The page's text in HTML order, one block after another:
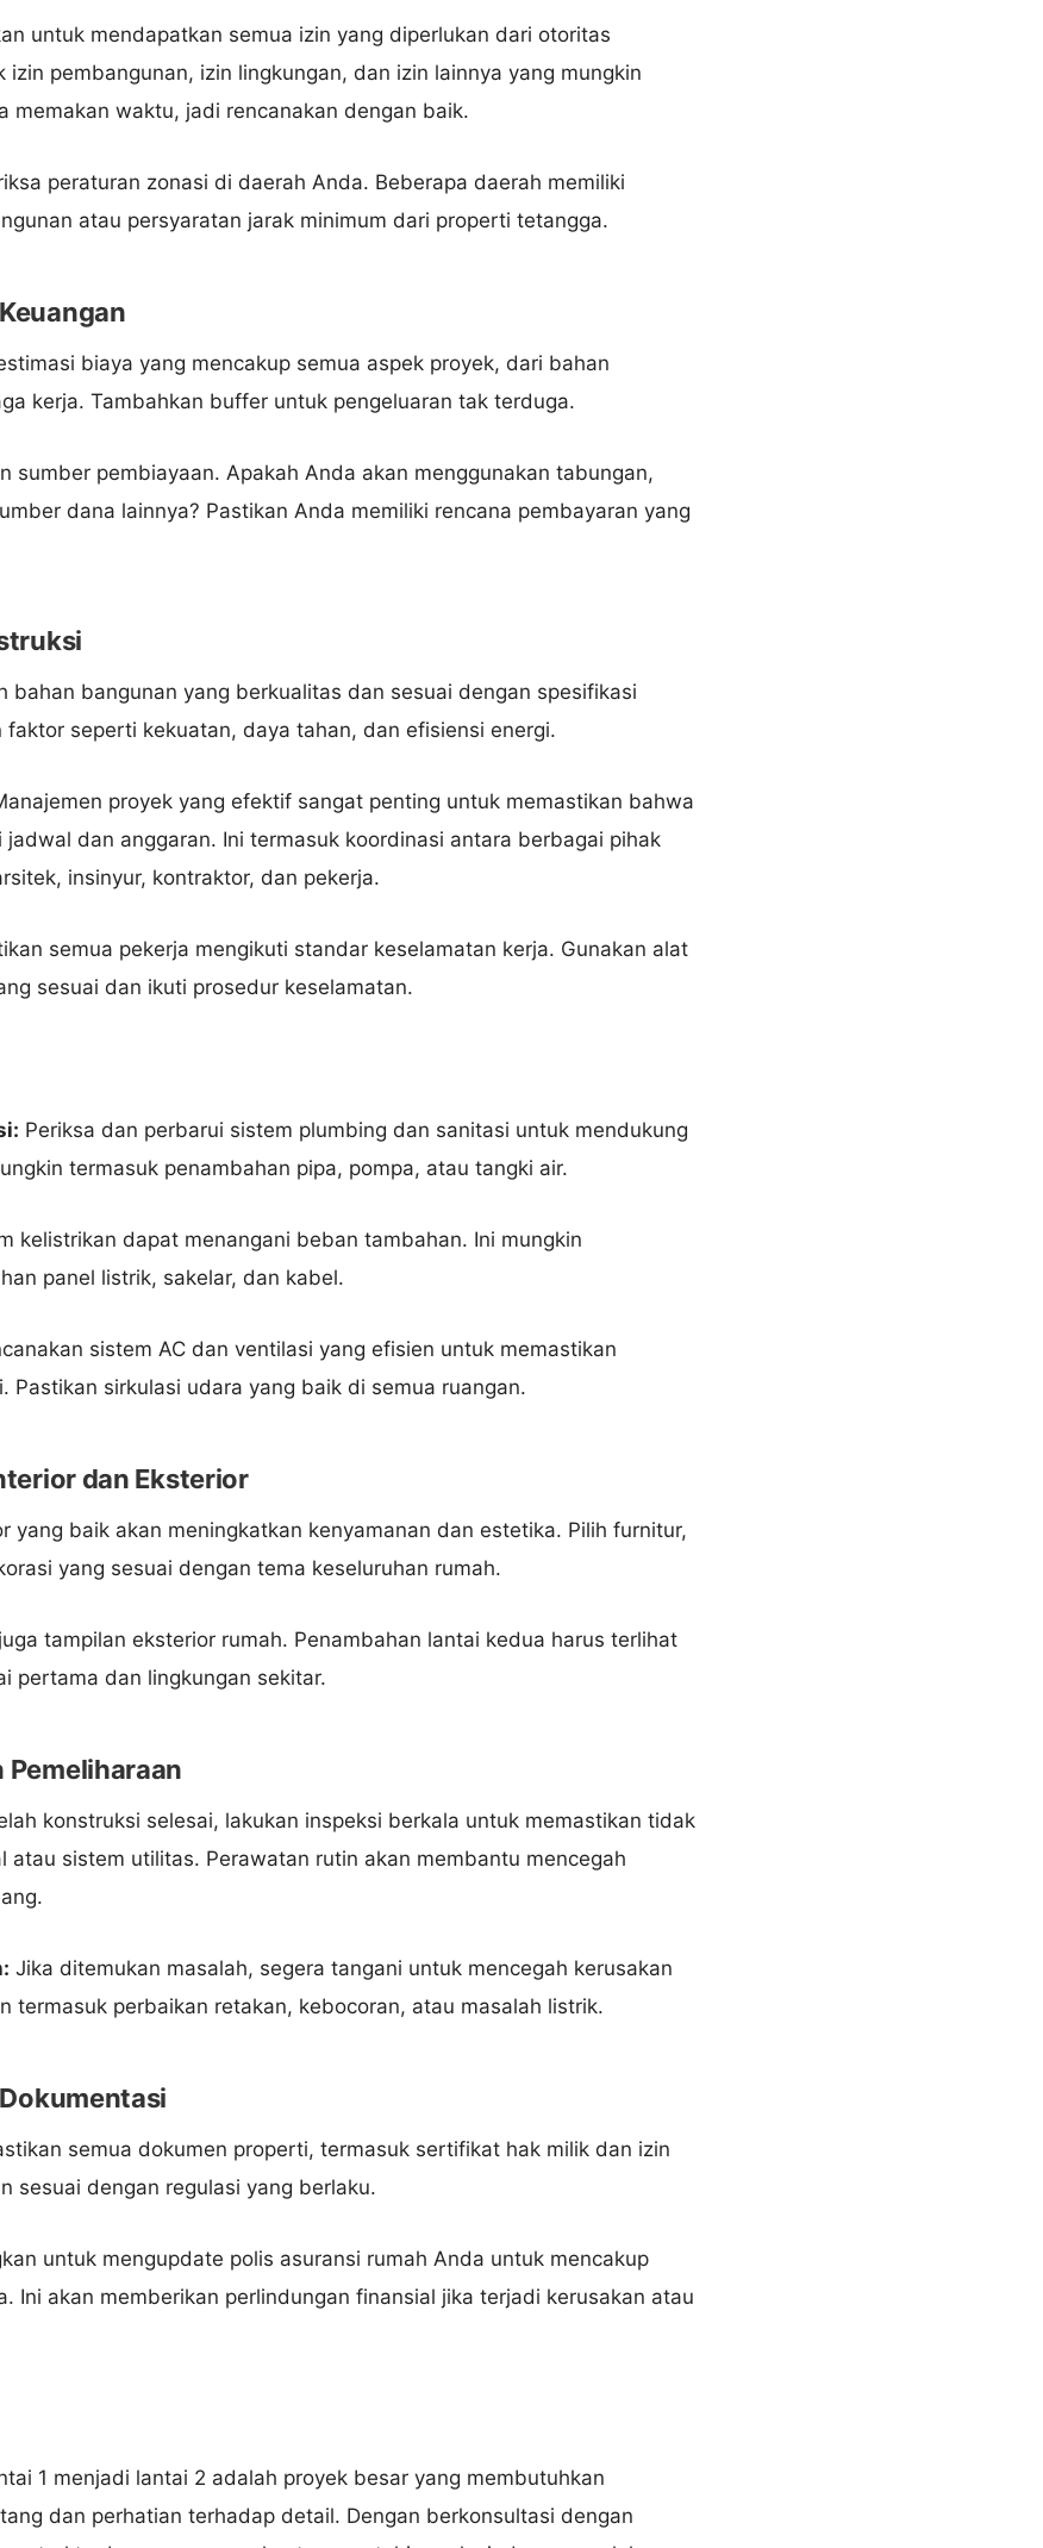
untuk mendapatkan semua izin yang diperlukan dari otoritas
izin pembangunan, izin lingkungan, dan izin lainnya yang mungkin
memakan waktu, jadi rencanakan dengan baik.
peraturan zonasi di daerah Anda. Beberapa daerah memiliki
atau persyaratan jarak minimum dari properti tetangga.
biaya yang mencakup semua aspek proyek, dari bahan
kerja. Tambahkan buffer untuk pengeluaran tak terduga.
sumber pembiayaan. Apakah Anda akan menggunakan tabungan,
dana lainnya? Pastikan Anda memiliki rencana pembayaran yang
bahan bangunan yang berkualitas dan sesuai dengan spesifikasi
seperti kekuatan, daya tahan, dan efisiensi energi.
proyek yang efektif sangat penting untuk memastikan bahwa
jadwal dan anggaran. Ini termasuk koordinasi antara berbagai pihak
insinyur, kontraktor, dan pekerja.
semua pekerja mengikuti standar keselamatan kerja. Gunakan alat
sesuai dan ikuti prosedur keselamatan.
Periksa dan perbarui sistem plumbing dan sanitasi untuk mendukung
termasuk penambahan pipa, pompa, atau tangki air.
kelistrikan dapat menangani beban tambahan. Ini mungkin
panel listrik, sakelar, dan kabel.
sistem AC dan ventilasi yang efisien untuk memastikan
Pastikan sirkulasi udara yang baik di semua ruangan.
dan Eksterior
yang baik akan meningkatkan kenyamanan dan estetika. Pilih furnitur,
yang sesuai dengan tema keseluruhan rumah.
tampilan eksterior rumah. Penambahan lantai kedua harus terlihat
pertama dan lingkungan sekitar.
Pemeliharaan
konstruksi selesai, lakukan inspeksi berkala untuk memastikan tidak
atau sistem utilitas. Perawatan rutin akan membantu mencegah
Jika ditemukan masalah, segera tangani untuk mencegah kerusakan
termasuk perbaikan retakan, kebocoran, atau masalah listrik.
semua dokumen properti, termasuk sertifikat hak milik dan izin
sesuai dengan regulasi yang berlaku.
untuk mengupdate polis asuransi rumah Anda untuk mencakup
Ini akan memberikan perlindungan finansial jika terjadi kerusakan atau
1 menjadi lantai 2 adalah proyek besar yang membutuhkan
dan perhatian terhadap detail. Dengan berkonsultasi dengan
Hubungi via WhatsApp